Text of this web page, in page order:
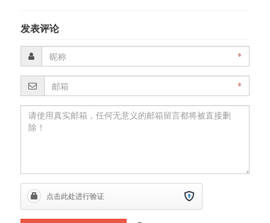
发表评论
*
*